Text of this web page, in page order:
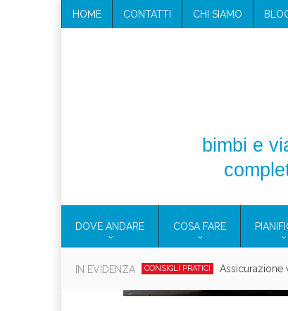
HOME CONTATTI CHI SIAMO
bimbi e
DOVE ANDARE COSA FARE
IN EVIDENZA CONSIGLI PRATICI Cosmetici